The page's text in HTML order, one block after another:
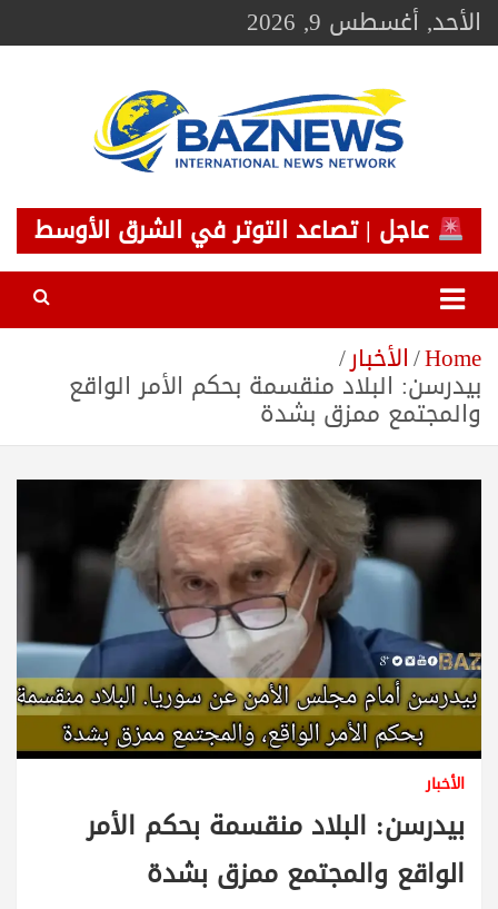
Skip
toالأحد, أغسطس 9, 2026
BAZNEWS
شبكة باز الإخبارية
عاجل | تصاعد التوتر في الشرق الأوسط
Home الأخبار
بيدرسن: البلاد منقسمة بحكم الأمر الواقع
والمجتمع ممزق بشدة
الأخبار
بيدرسن: البلاد منقسمة بحكم الأمر
الواقع والمجتمع ممزق بشدة